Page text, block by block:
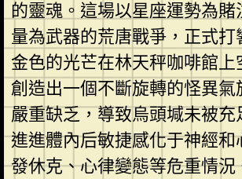
的靈魂。這場以星座運勢為
量為武器的荒唐戰爭，正式
金色的光芒在林天秤咖啡館上
創造出一個不斷旋轉的怪異
嚴重缺乏，導致烏頭堿未被充
進進體內后敏捷感化于神經和
發休克、心律變態等危重情況